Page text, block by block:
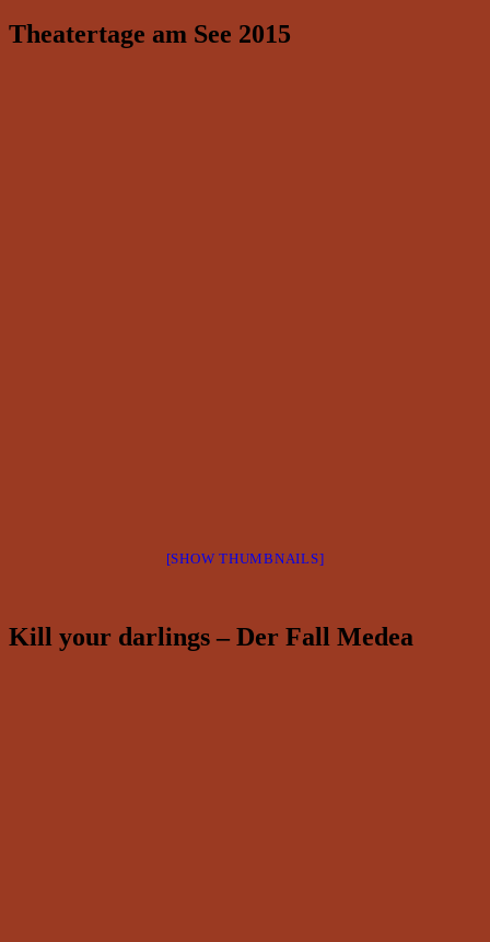
Theatertage am See 2015
[SHOW THUMBNAILS]
Kill your darlings – Der Fall Medea